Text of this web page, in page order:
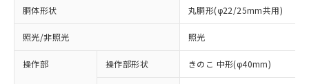
胴体形状 丸胴形(φ22/25mm共用)
照光/非照光 照光
操作部 操作部形状 きのこ 中形(φ40mm)